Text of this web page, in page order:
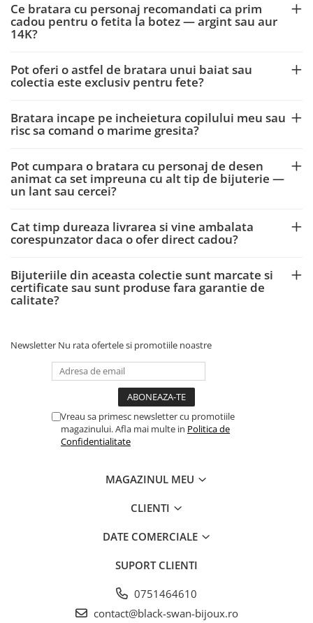
Ce bratara cu personaj recomandati ca prim
cadou pentru o fetita la botez — argint sau aur
14K?
Pot oferi o astfel de bratara unui baiat sau
colectia este exclusiv pentru fete?
Bratara incape pe incheietura copilului meu sau
risc sa comand o marime gresita?
Pot cumpara o bratara cu personaj de desen
animat ca set impreuna cu alt tip de bijuterie —
un lant sau cercei?
Cat timp dureaza livrarea si vine ambalata
corespunzator daca o ofer direct cadou?
Bijuteriile din aceasta colectie sunt marcate si
certificate sau sunt produse fara garantie de
calitate?
Newsletter Nu rata ofertele si promotiile noastre
Vreau sa primesc newsletter cu promotiile
magazinului. Afla mai multe in Politica de
Confidentialitate
MAGAZINUL MEU
CLIENTI
DATE COMERCIALE
SUPORT CLIENTI
0751464610
contact@black-swan-bijoux.ro